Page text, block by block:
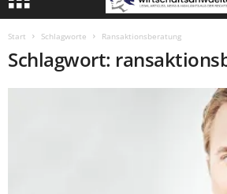
Start Schlagworte Ransaktionsberatung
Schlagwort: